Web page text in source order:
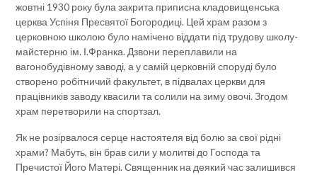
жовтні 1930 року була закрита приписна кладовищенська
церква Успіня Пресвятої Богородиці. Цей храм разом з
церковною школою було намічено віддати під трудову школу-
майстерню ім. І.Франка. Дзвони переплавили на
вагонобудівному заводі, а у самій церковній споруді було
створено робітничий факультет, в підвалах церкви для
працівників заводу квасили та солили на зиму овочі. Згодом
храм перетворили на спортзал.
Як не розірвалося серце настоятеля від болю за свої рідні
храми? Мабуть, він брав сили у молитві до Господа та
Пречистої Його Матері. Священник на деякий час залишився